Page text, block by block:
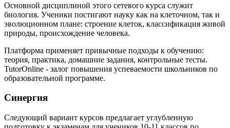
Основной дисциплиной этого сетевого курса служит
биология. Ученики постигают науку как на клеточном, так и
эволюционном плане: строение клеток, классификация живой
природы, происхождение человека.
Платформа применяет привычные подходы к обучению:
теория, практика, домашние задания, контрольные тесты.
TutorOnline - залог повышения успеваемости школьников по
образовательной программе.
Синергия
Следующий вариант курсов предлагает углубленную